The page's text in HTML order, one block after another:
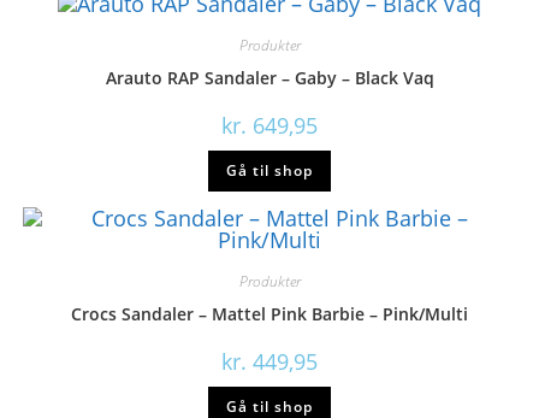
Produkter
Arauto RAP Sandaler – Gaby – Black Vaq
kr. 649,95
Gå til shop
Produkter
Crocs Sandaler – Mattel Pink Barbie – Pink/Multi
kr. 449,95
Gå til shop